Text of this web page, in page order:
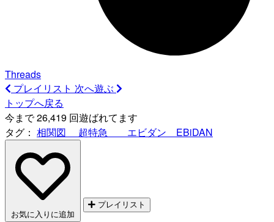
Threads
プレイリスト 次へ遊ぶ
トップへ戻る
今まで 26,419 回遊ばれてます
タグ： 相関図 超特急 エビダン EBiDAN
お気に入りに追加
プレイリスト